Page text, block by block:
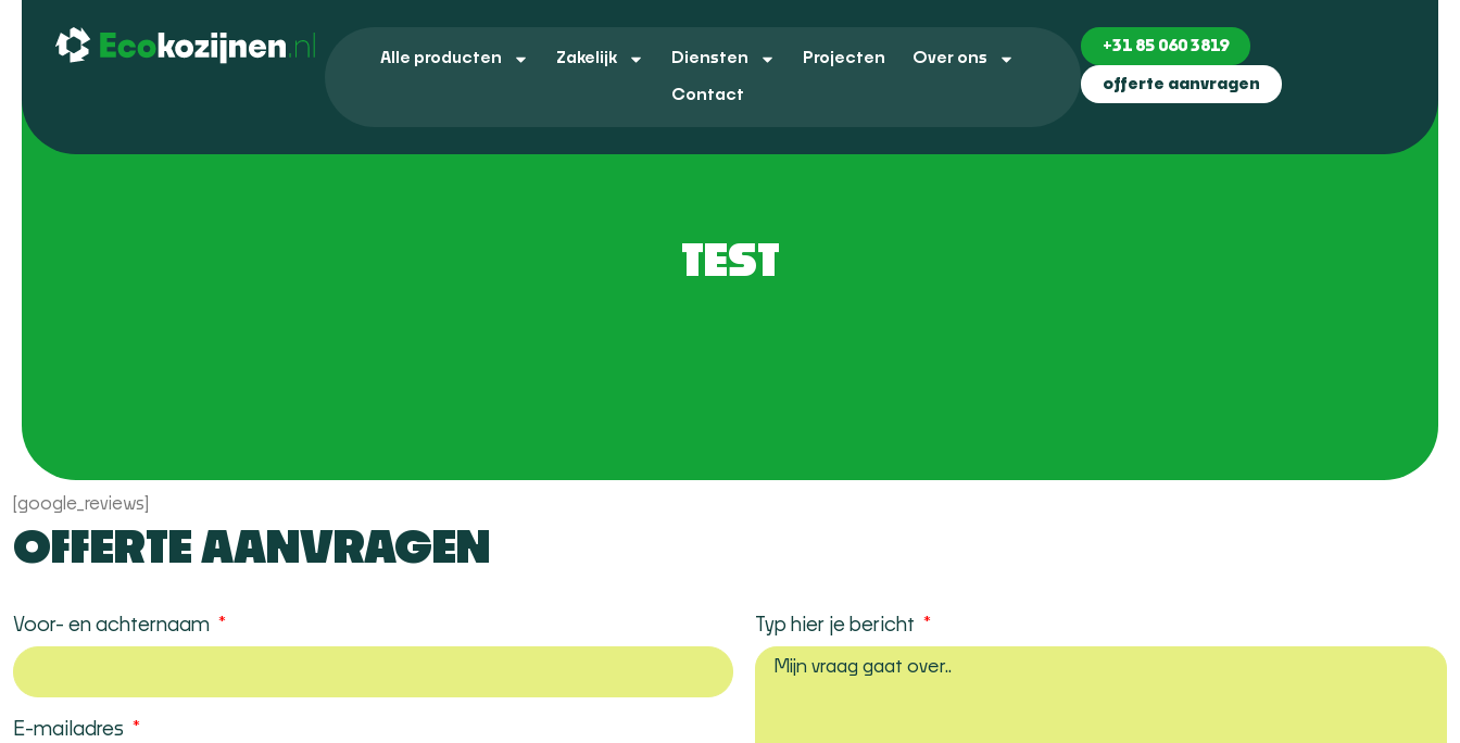
Alle producten Zakelijk Diensten Projecten Over ons
Contact
+31 85 060 3819
offerte aanvragen
TEST
[google_reviews]
OFFERTE AANVRAGEN
Voor- en achternaam
E-mailadres
Typ hier je bericht